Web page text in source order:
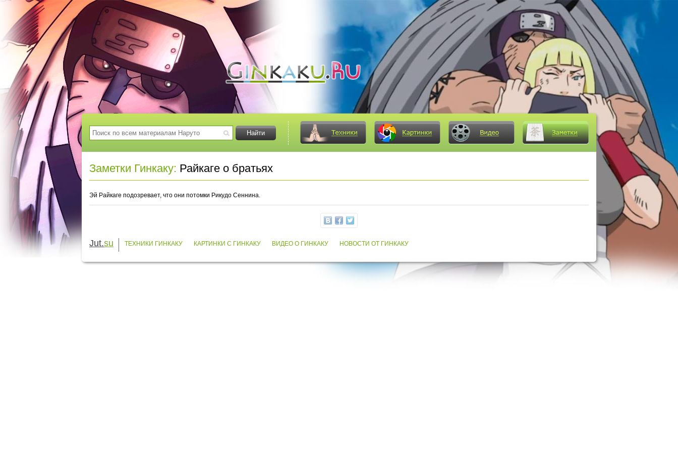
Заметки Гинкаку: Райкаге о братьях
Эй Райкаге подозревает, что они потомки Рикудо Сеннина.
Jut.su ТЕХНИКИ ГИНКАКУ КАРТИНКИ С ГИНКАКУ ВИДЕО О ГИНКАКУ НОВОСТИ ОТ ГИНКАКУ